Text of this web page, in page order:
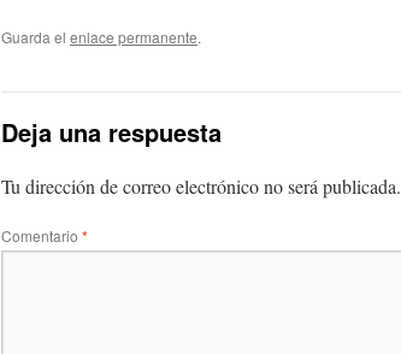
Guarda el enlace permanente.
Deja una respuesta
Tu dirección de correo electrónico no será publicada.
Comentario *